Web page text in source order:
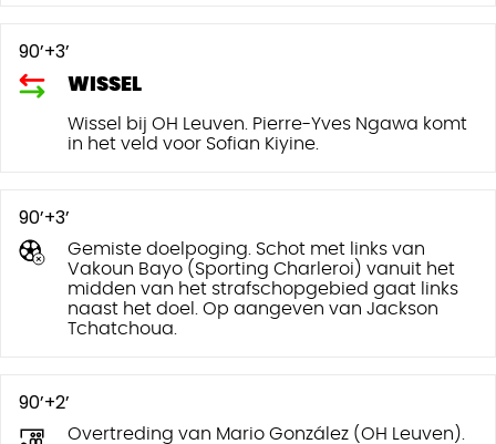
90’+3’
WISSEL
Wissel bij OH Leuven. Pierre-Yves Ngawa komt
in het veld voor Sofian Kiyine.
90’+3’
Gemiste doelpoging. Schot met links van
Vakoun Bayo (Sporting Charleroi) vanuit het
midden van het strafschopgebied gaat links
naast het doel. Op aangeven van Jackson
Tchatchoua.
90’+2’
Overtreding van Mario González (OH Leuven).